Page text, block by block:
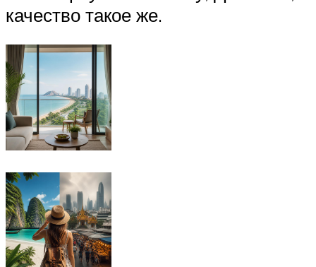
качество такое же.